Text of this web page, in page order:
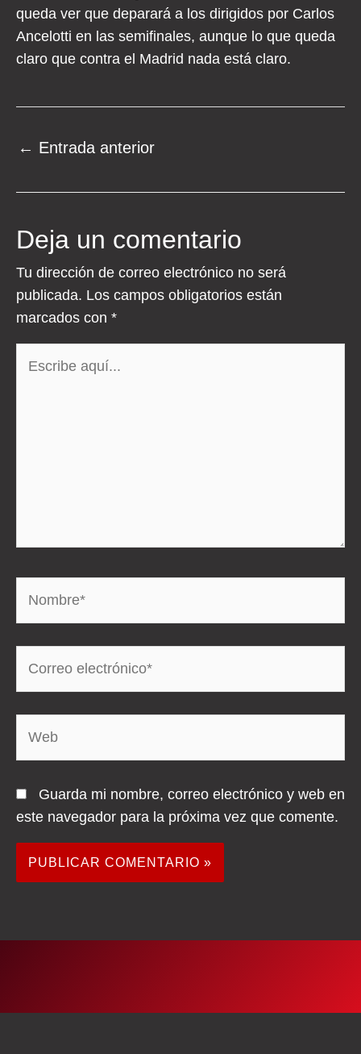
queda ver que deparará a los dirigidos por Carlos
Ancelotti en las semifinales, aunque lo que queda
claro que contra el Madrid nada está claro.
Navegación
← Entrada anterior
Deja un comentario
Tu dirección de correo electrónico no será
publicada. Los campos obligatorios están
marcados con *
aquí...
electrónico*
Guarda mi nombre, correo electrónico y web en
este navegador para la próxima vez que comente.